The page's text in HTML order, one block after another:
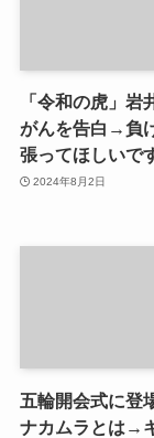
「令和の虎」
がんを告白→負
張ってほしいで
2024年8月2日
五輪開会式に登
ナカムラとは→